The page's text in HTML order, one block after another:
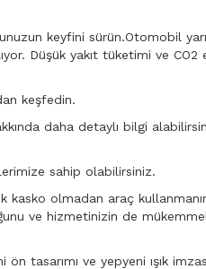
keyfini sürün.Otomobil
Düşük yakıt tüketimi ve
keşfedin.
daha detaylı bilgi
sahip olabilirsiniz.
olmadan araç
ve hizmetinizin de
tasarımı ve yepyeni ışık